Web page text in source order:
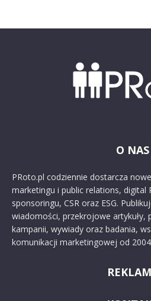
O NAS
PRoto.pl codziennie dostarcza
marketingu i public relations, digital
sponsoringu, CSR oraz ESG.
wiadomości, przekrojowe artykuły,
kampanii, wywiady oraz badania,
komunikacji marketingowej od